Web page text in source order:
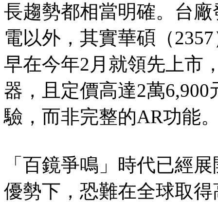
長趨勢都相當明確。台
電以外，其實華碩（
早在今年2月就領先上市
器，且定價高達2萬
驗，而非完整的AR功能
「百鏡爭鳴」時代已經
優勢下，恐難在全球取